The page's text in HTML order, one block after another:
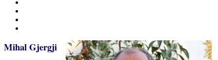
Mihal Gjergji